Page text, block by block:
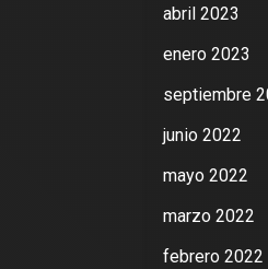
abril 2023
enero 2023
septiembre
junio 2022
mayo 2022
marzo 2022
febrero 2022